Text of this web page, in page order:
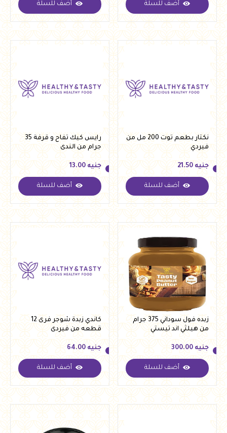
جنيه
أضف للسلة
جنيه
أضف للسلة
نكتار بطعم توت 200 مل من
فيردي
جنيه
جنيه 21.50
أضف للسلة
رايس كيك تفاح و قرفة 35
جرام من الندى
جنيه
جنيه 13.00
أضف للسلة
زبده فول سوداني 375 جرام
من هيلثي اند تيستي
جنيه
جنيه 300.00
أضف للسلة
كاندي زبدة شوجر فرى 12
قطعه من فيردى
جنيه
جنيه 64.00
أضف للسلة